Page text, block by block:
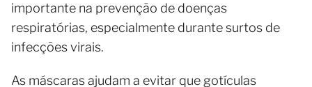
importante na prevenção de doenças
respiratórias, especialmente durante surtos de
infecções virais.
As máscaras ajudam a evitar que gotículas